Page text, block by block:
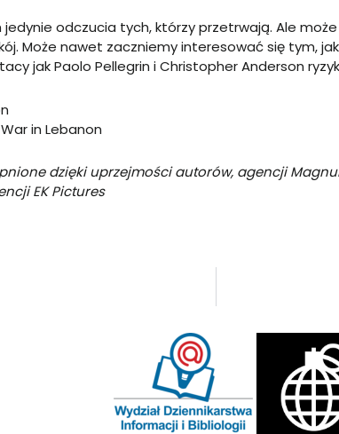
jedynie odczucia tych, którzy przetrwają. Ale
Może nawet zaczniemy interesować się tym,
jak Paolo Pellegrin i Christopher Anderson
in Lebanon
dzięki uprzejmości autorów, agencji
EK Pictures